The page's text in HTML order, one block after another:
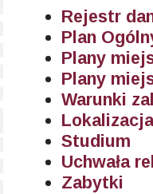
Rejestr
Plan
Plany
Plany
Warunki
Studium
Uchwała
Zabytki